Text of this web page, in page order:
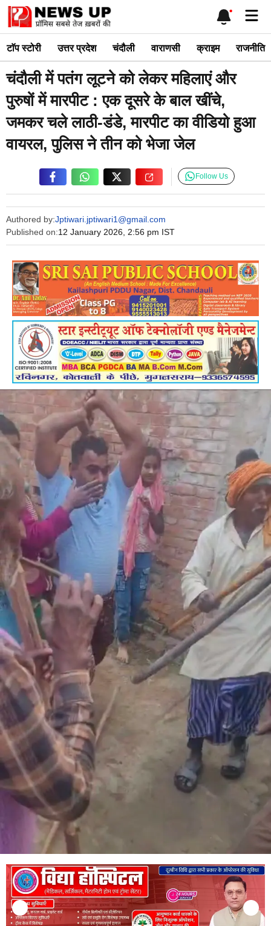
Skip
content
टाॅप स्टोरी उत्तर प्रदेश चंदौली वाराणसी क्राइम राजनीति
चंदौली में पतंग लूटने को लेकर महिलाएं और
पुरुषों में मारपीट : एक दूसरे के बाल खींचे,
जमकर चले लाठी-डंडे, मारपीट का वीडियो हुआ
वायरल, पुलिस ने तीन को भेजा जेल
Authored by:Jptiwari.jptiwari1@gmail.com
Published on:12 January 2026, 2:56 pm IST
Follow Us